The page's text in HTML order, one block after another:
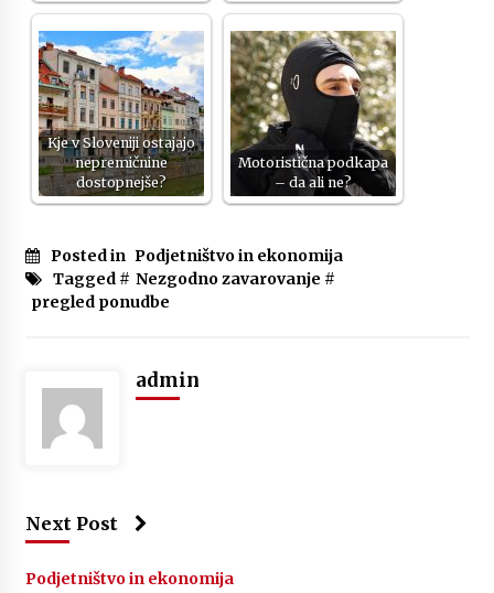
Kje v Sloveniji ostajajo
nepremičnine
dostopnejše?
Motoristična podkapa
– da ali ne?
Posted in Podjetništvo in ekonomija
Tagged # Nezgodno zavarovanje #
pregled ponudbe
admin
Next Post
Podjetništvo in ekonomija